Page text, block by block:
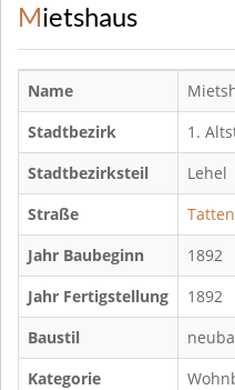
Mietshaus
Name
Stadtbezirk
1.
Stadtbezirksteil
Lehel
Straße
Jahr Baubeginn
1892
Jahr Fertigstellung
1892
Baustil
Kategorie